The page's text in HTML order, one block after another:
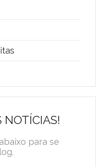
NOTÍCIAS!
para se